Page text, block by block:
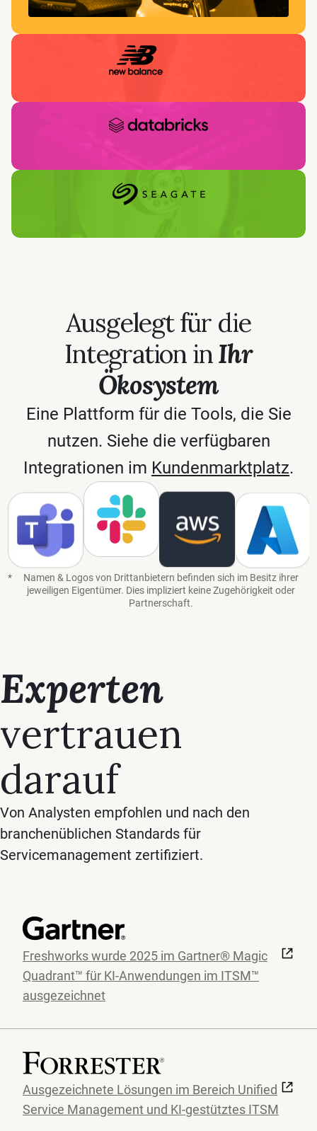
Ausgelegt für die
Integration inIhr
Ökosystem
Eine Plattform für die Tools, die Sie
nutzen. Siehe die verfügbaren
Integrationen im Kundenmarktplatz.
Amazon Web Services
*
Namen & Logos von Drittanbietern befinden sich im Besitz ihrer
jeweiligen Eigentümer. Dies impliziert keine Zugehörigkeit oder
Partnerschaft.
Experten
vertrauen
darauf
Von Analysten empfohlen und nach den
branchenüblichen Standards für
Servicemanagement zertifiziert.
Freshworks wurde 2025 im Gartner® Magic
Quadrant™ für KI-Anwendungen im ITSM™
ausgezeichnet
Ausgezeichnete Lösungen im Bereich Unified
Service Management und KI-gestütztes ITSM